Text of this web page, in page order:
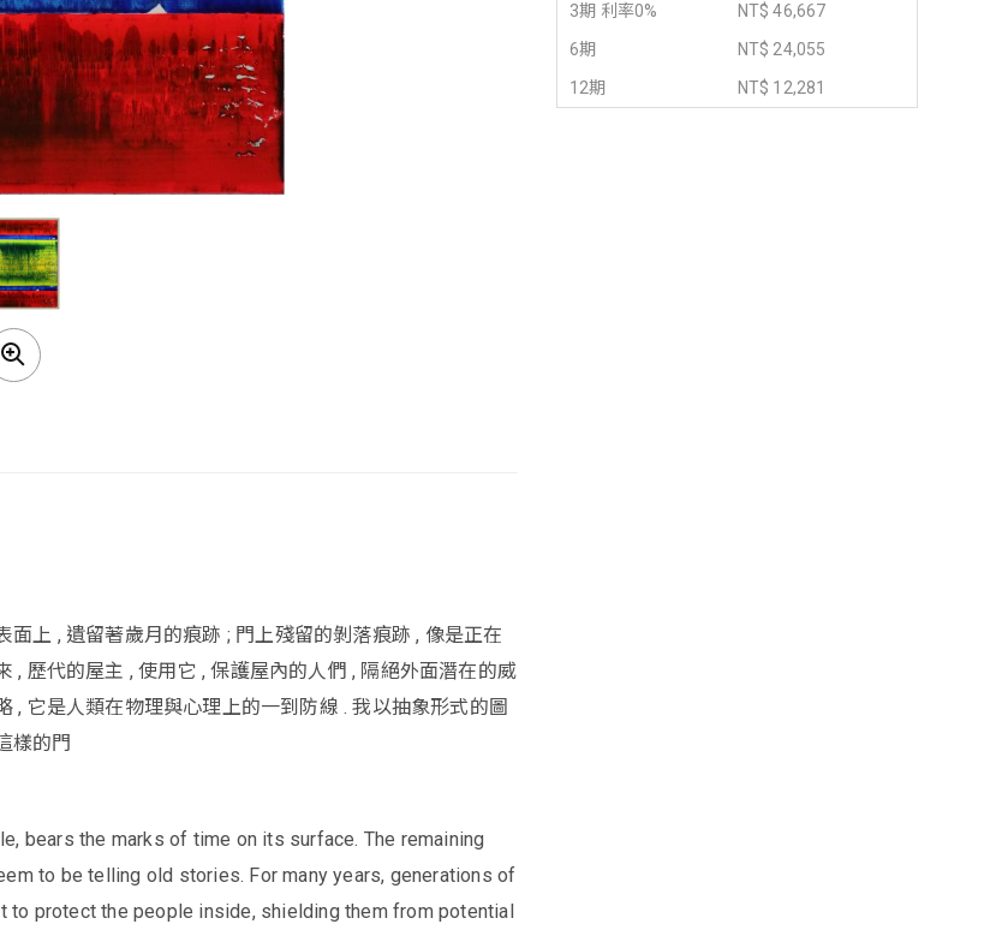
3期 利率0%
NT$ 46,667
6期
NT$ 24,055
12期
NT$ 12,281
面上 , 遺留著歲月的痕跡 ; 門上殘留的剝落痕跡 , 像是正在
, 歷代的屋主 , 使用它 , 保護屋內的人們 , 隔絕外面潛在的威
, 它是人類在物理與心理上的一到防線 . 我以抽象形式的圖
樣的門
bears the marks of time on its surface. The remaining
to be telling old stories. For many years, generations of
to protect the people inside, shielding them from potential